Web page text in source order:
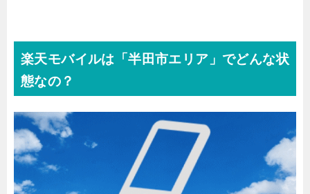
楽天モバイルは「半田市エリア」でどんな状
態なの？